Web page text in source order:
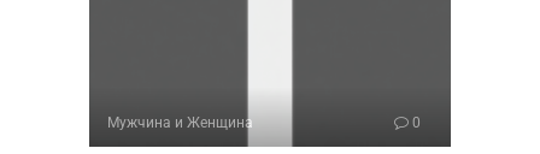
Мужчина и Женщина 0